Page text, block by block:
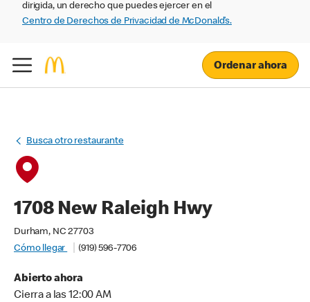
dirigida, un derecho que puedes ejercer en el
Centro de Derechos de Privacidad de McDonald’s.
Ordenar ahora
Busca otro restaurante
1708 New Raleigh Hwy
Durham, NC 27703
Cómo llegar
(919) 596-7706
Abierto ahora
Cierra a las 12:00 AM